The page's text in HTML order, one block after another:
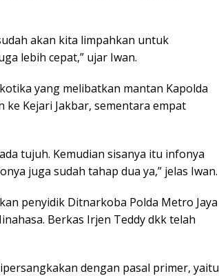
akan kita limpahkan untuk
lebih cepat,” ujar Iwan.
yang melibatkan mantan Kapolda
Kejari Jakbar, sementara empat
tujuh. Kemudian sisanya itu infonya
juga sudah tahap dua ya,” jelas Iwan.
penyidik Ditnarkoba Polda Metro Jaya
Berkas Irjen Teddy dkk telah
dengan pasal primer, yaitu